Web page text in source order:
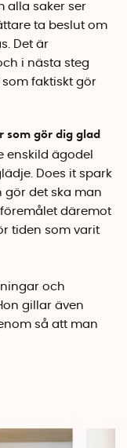
alla saker ser
ta beslut om
Det är
i nästa steg
faktiskt gör
som gör dig glad
enskild ägodel
Does it spark
gör det ska man
däremot
tiden som varit
och
gillar även
så att man